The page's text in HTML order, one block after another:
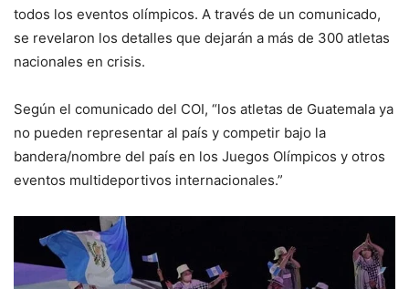
todos los eventos olímpicos. A través de un comunicado,
se revelaron los detalles que dejarán a más de 300 atletas
nacionales en crisis.
Según el comunicado del COI, “los atletas de Guatemala ya
no pueden representar al país y competir bajo la
bandera/nombre del país en los Juegos Olímpicos y otros
eventos multideportivos internacionales.”